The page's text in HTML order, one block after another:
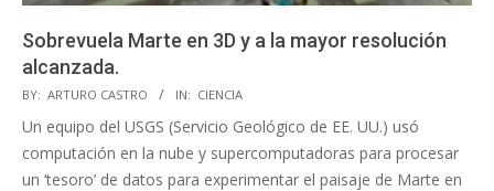
Sobrevuela Marte en 3D y a la mayor resolución
alcanzada.
2023-
06-
BY: ARTURO CASTRO IN: CIENCIA
Un equipo del USGS (Servicio Geológico de EE. UU.) usó
computación en la nube y supercomputadoras para procesar
un ‘tesoro’ de datos para experimentar el paisaje de Marte en